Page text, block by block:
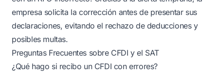
empresa solicita la corrección antes de presentar sus
declaraciones, evitando el rechazo de deducciones y
posibles multas.
Preguntas Frecuentes sobre CFDI y el SAT
¿Qué hago si recibo un CFDI con errores?